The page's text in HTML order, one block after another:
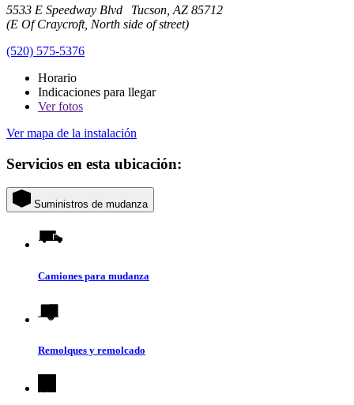
5533 E Speedway Blvd Tucson, AZ 85712
(E Of Craycroft, North side of street)
(520) 575-5376
Horario
Indicaciones para llegar
Verfotos
Ver mapa de la instalación
Servicios en esta ubicación:
Suministros de mudanza
Camiones para mudanza
Remolques y remolcado